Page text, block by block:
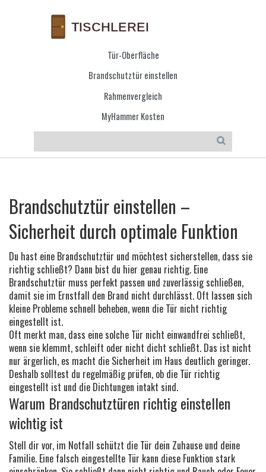
Tür-Oberfläche
Brandschutztür einstellen
Rahmenvergleich
MyHammer Kosten
Brandschutztür einstellen –
Sicherheit durch optimale Funktion
Du hast eine Brandschutztür und möchtest sicherstellen, dass sie
richtig schließt? Dann bist du hier genau richtig. Eine
Brandschutztür muss perfekt passen und zuverlässig schließen,
damit sie im Ernstfall den Brand nicht durchlässt. Oft lassen sich
kleine Probleme schnell beheben, wenn die Tür nicht richtig
eingestellt ist.
Oft merkt man, dass eine solche Tür nicht einwandfrei schließt,
wenn sie klemmt, schleift oder nicht dicht schließt. Das ist nicht
nur ärgerlich, es macht die Sicherheit im Haus deutlich geringer.
Deshalb solltest du regelmäßig prüfen, ob die Tür richtig
eingestellt ist und die Dichtungen intakt sind.
Warum Brandschutztüren richtig einstellen
wichtig ist
Stell dir vor, im Notfall schützt die Tür dein Zuhause und deine
Familie. Eine falsch eingestellte Tür kann diese Funktion stark